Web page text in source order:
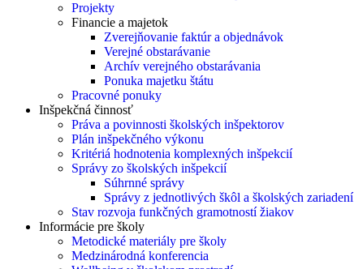
Projekty
Financie a majetok
Zverejňovanie faktúr a objednávok
Verejné obstarávanie
Archív verejného obstarávania
Ponuka majetku štátu
Pracovné ponuky
Inšpekčná činnosť
Práva a povinnosti školských inšpektorov
Plán inšpekčného výkonu
Kritériá hodnotenia komplexných inšpekcií
Správy zo školských inšpekcií
Súhrnné správy
Správy z jednotlivých škôl a školských zariadení
Stav rozvoja funkčných gramotností žiakov
Informácie pre školy
Metodické materiály pre školy
Medzinárodná konferencia